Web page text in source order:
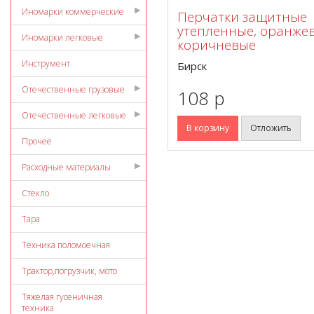
Иномарки коммерческие
Иномарки легковые
Инструмент
Отечественные грузовые
Отечественные легковые
Прочее
Расходные материалы
Стекло
Тара
Техника поломоечная
Трактор,погрузчик, мото
Тяжелая гусеничная
техника
Перчатки защитные
утепленные,
коричневые
Бирск
108 p
В корзину Отложить